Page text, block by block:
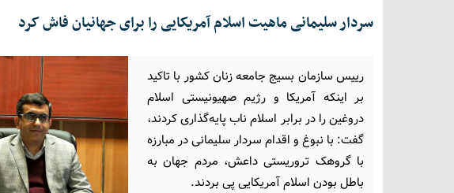
سردار سلیمانی ماهیت اسلام آمریکایی را برای جهانیان فاش کرد
رییس سازمان بسیج جامعه زنان کشور با تاکید
بر اینکه آمریکا و رژیم صهیونیستی اسلام
دروغین را در برابر اسلام ناب پایه‌گذاری کردند،
گفت: با نبوغ و اقدام سردار سلیمانی در مبارزه
با گروهک‌ تروریستی داعش، مردم جهان به
باطل بودن اسلام آمریکایی پی بردند.